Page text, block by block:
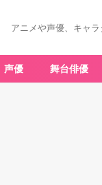
アニメや声優、キャ
声優 舞台俳優